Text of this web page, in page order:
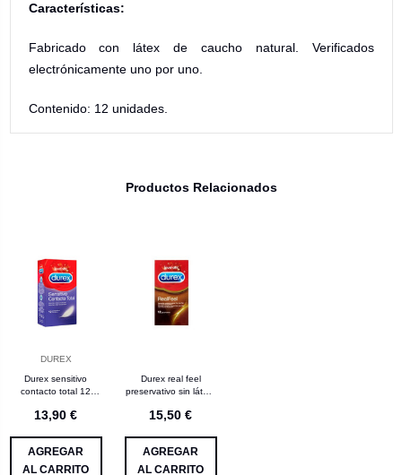
Características:
Fabricado con látex de caucho natural. Verificados
electrónicamente uno por uno.
Contenido: 12 unidades.
Productos Relacionados
DUREX
Durex sensitivo
contacto total 12
13,90 €
AGREGAR
AL CARRITO
Durex real feel
preservativo sin látex.
15,50 €
AGREGAR
AL CARRITO